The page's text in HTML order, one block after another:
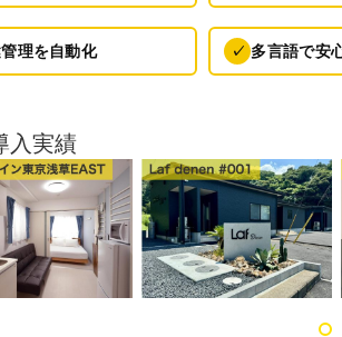
理を自動化 ✓ 多言語で安
入実績